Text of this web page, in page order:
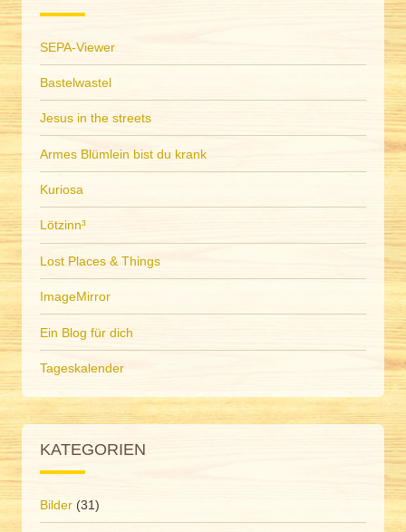
SEPA-Viewer
Bastelwastel
Jesus in the streets
Armes Blümlein bist du krank
Kuriosa
Lötzinn³
Lost Places & Things
ImageMirror
Ein Blog für dich
Tageskalender
KATEGORIEN
Bilder (31)